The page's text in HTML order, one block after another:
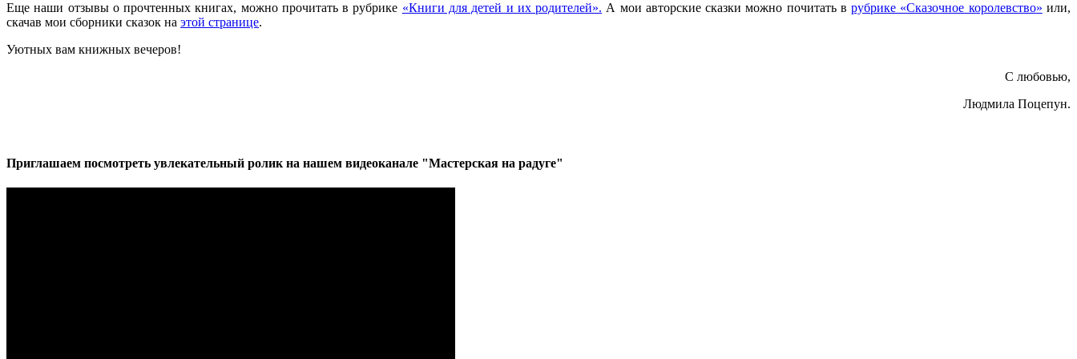
Еще наши отзывы о прочтенных книгах, можно прочитать в рубрике «Книги для детей и их родителей». А мои авторские сказки можно почитать врубрике «Сказочное королевство» или,
скачав мои сборники сказок на этой странице.
Уютных вам книжных вечеров!
С любовью,
Людмила Поцепун.
Приглашаем посмотреть увлекательный ролик на нашем видеоканале "Мастерская на радуге"